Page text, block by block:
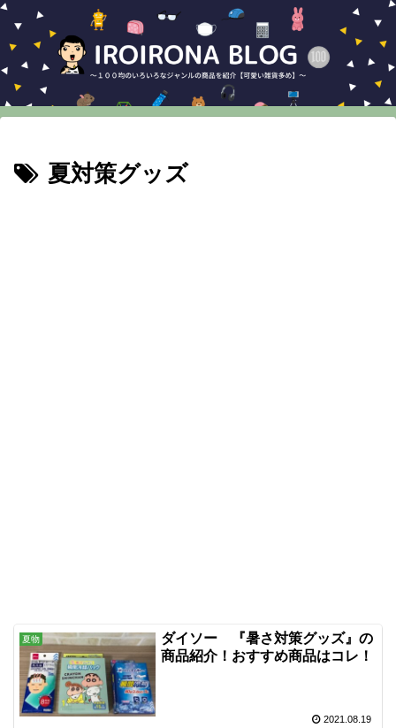
夏対策グッズ
夏物
ダイソー 『暑さ対策グッズ』の
商品紹介！おすすめ商品はコレ！
2021.08.19